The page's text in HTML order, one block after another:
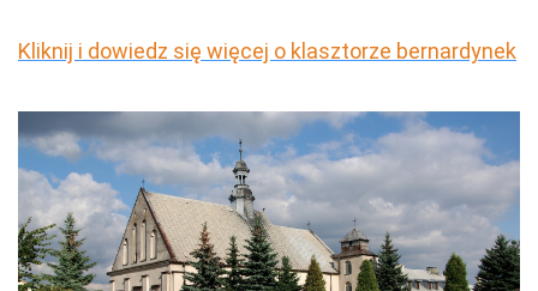
Kliknij i dowiedz się więcej o klasztorze bernardynek